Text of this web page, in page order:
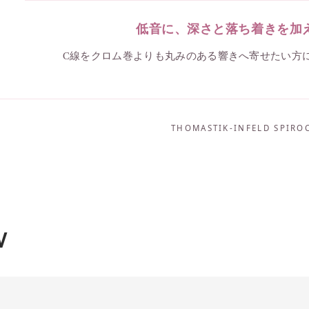
低音に、深さと落ち着きを加
C線をクロム巻よりも丸みのある響きへ寄せたい方
THOMASTIK-INFELD